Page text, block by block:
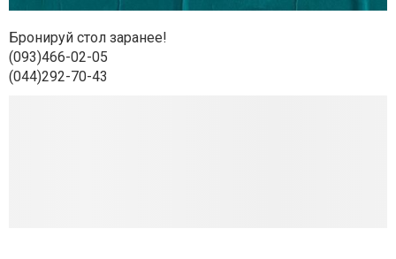
Бронируй стол заранее!
(093)466-02-05
(044)292-70-43